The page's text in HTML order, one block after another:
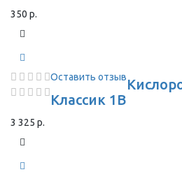
350 р.
Оставить отзыв
Классик 1В
3 325 р.